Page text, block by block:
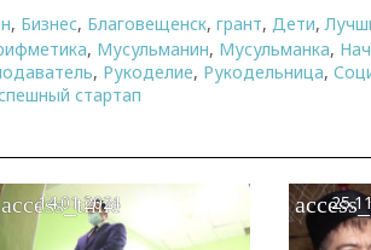
, Бизнес, Благовещенск, грант, Дети,
, Мусульманин, Мусульманка,
, Рукоделие, Рукодельница,
стартап
access_time
14.01.2021